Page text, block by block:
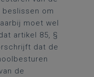
beslissen om
moet wel
artikel 85, §
dat de
de